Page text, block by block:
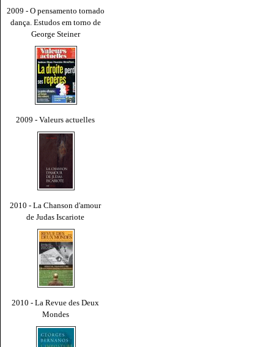
2009 - O pensamento tornado
dança. Estudos em torno de
George Steiner
2009 - Valeurs actuelles
2010 - La Chanson d'amour
de Judas Iscariote
2010 - La Revue des Deux
Mondes